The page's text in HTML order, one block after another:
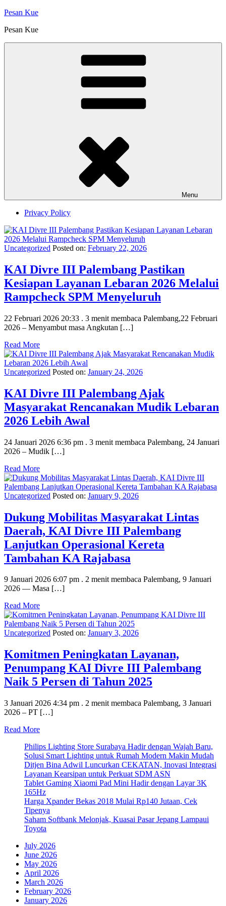
Skip
content
Pesan Kue
Pesan Kue
Menu
Privacy Policy
Uncategorized Posted on: February 22, 2026
KAI Divre III Palembang Pastikan
Kesiapan Layanan Lebaran 2026 Melalui
Rampcheck SPM Menyeluruh
22 Februari 2026 20:33 . 3 menit membaca Palembang,22 Februari
2026 – Menyambut masa Angkutan […]
Read More
Uncategorized Posted on: January 24, 2026
KAI Divre III Palembang Ajak
Masyarakat Rencanakan Mudik Lebaran
2026 Lebih Awal
24 Januari 2026 6:36 pm . 3 menit membaca Palembang, 24 Januari
2026 – Mudik […]
Read More
Uncategorized Posted on: January 9, 2026
Dukung Mobilitas Masyarakat Lintas
Daerah, KAI Divre III Palembang
Lanjutkan Operasional Kereta
Tambahan KA Rajabasa
9 Januari 2026 6:07 pm . 2 menit membaca Palembang, 9 Januari
2026 — Masa […]
Read More
Uncategorized Posted on: January 3, 2026
Komitmen Peningkatan Layanan,
Penumpang KAI Divre III Palembang
Naik 5 Persen di Tahun 2025
3 Januari 2026 4:34 pm . 2 menit membaca Palembang, 3 Januari
2026 – PT […]
Read More
Philips Lighting Store Surabaya Hadir dengan Wajah Baru,
Solusi Smart Lighting untuk Rumah Modern Makin Mudah
Ditjen Bina Adwil Luncurkan CEKATAN, Inovasi Integrasi
Layanan Kearsipan untuk Perkuat SDM ASN
Tablet Gaming Xiaomi Pad Mini Hadir dengan Layar 3K
165Hz
Harga Xpander Bekas 2018 Mulai Rp140 Jutaan, Cek
Tipenya
Saham Softbank Melonjak, Kuasai Pasar Jepang Lampaui
Toyota
July 2026
June 2026
May 2026
April 2026
March 2026
February 2026
January 2026